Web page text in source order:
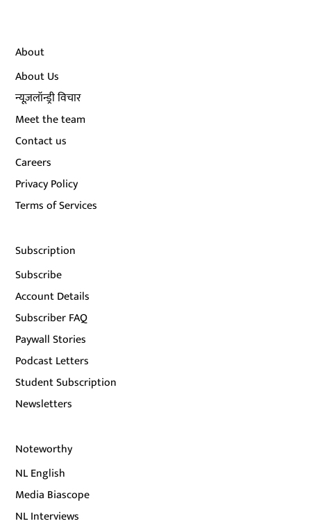
About
About Us
न्यूज़लॉन्ड्री विचार
Meet the team
Contact us
Careers
Privacy Policy
Terms of Services
Subscription
Subscribe
Account Details
Subscriber FAQ
Paywall Stories
Podcast Letters
Student Subscription
Newsletters
Noteworthy
NL English
Media Biascope
NL Interviews